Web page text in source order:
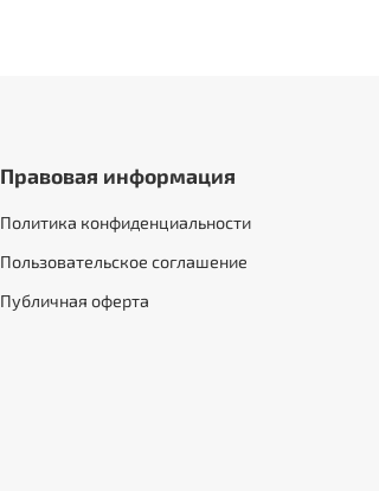
Правовая информация
Политика конфиденциальности
Пользовательское соглашение
Публичная оферта